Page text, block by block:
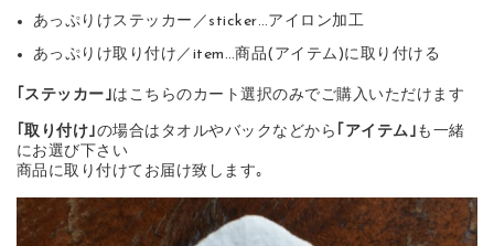
あっぷりけステッカー／sticker…アイロン加工
あっぷりけ取り付け／item…商品(アイテム)に取り付ける
｢ステッカー｣ はこちらのカート選択のみでご購入いただけます
｢取り付け｣ の場合はタオルやバックなどから ｢アイテム｣ も一緒
にお選び下さい
商品に取り付けてお届け致します｡